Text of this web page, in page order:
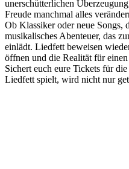
unerschütterlichen
Freude manchmal alles
Ob Klassiker oder neue Songs,
musikalisches Abenteuer, das
einlädt. Liedfett beweisen
öffnen und die Realität für
Sichert euch eure Tickets für
Liedfett spielt, wird nicht nur